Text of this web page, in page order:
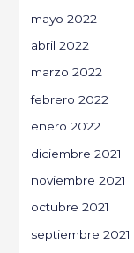
mayo 2022
abril 2022
marzo 2022
febrero 2022
enero 2022
diciembre 2021
noviembre 2021
octubre 2021
septiembre 2021